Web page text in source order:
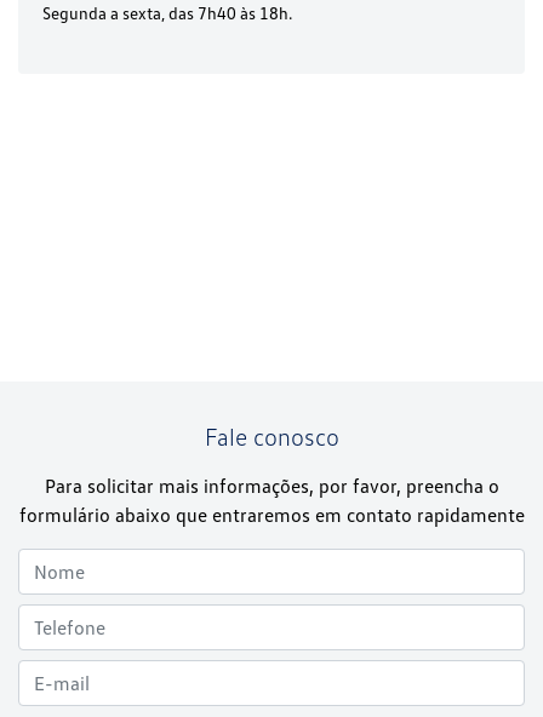
Segunda a sexta, das 7h40 às 18h.
Fale conosco
Para solicitar mais informações, por favor, preencha o
formulário abaixo que entraremos em contato rapidamente